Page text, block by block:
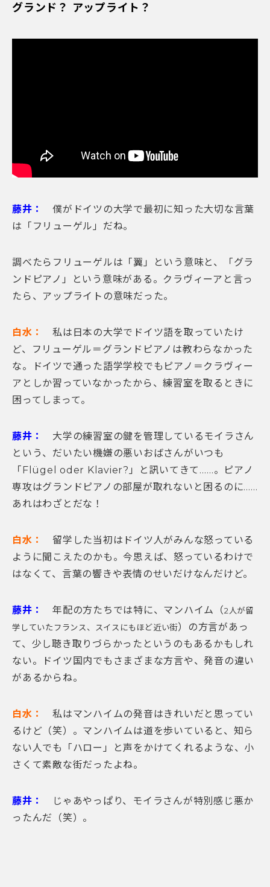
グランド？ アップライト？
藤井： 僕がドイツの大学で最初に知った大切な言葉
は「フリューゲル」だね。
調べたらフリューゲルは「翼」という意味と、「グラ
ンドピアノ」という意味がある。クラヴィーアと言っ
たら、アップライトの意味だった。
白水： 私は日本の大学でドイツ語を取っていたけ
ど、フリューゲル＝グランドピアノは教わらなかった
な。ドイツで通った語学学校でもピアノ＝クラヴィー
アとしか習っていなかったから、練習室を取るときに
困ってしまって。
藤井： 大学の練習室の鍵を管理しているモイラさん
という、だいたい機嫌の悪いおばさんがいつも
「Flügel oder Klavier? 」と訊いてきて ……。ピアノ
専攻はグランドピアノの部屋が取れないと困るのに……
あれはわざとだな！
白水： 留学した当初はドイツ人がみんな怒っている
ように聞こえたのかも。今思えば、怒っているわけで
はなくて、言葉の響きや表情のせいだけなんだけど。
藤井： 年配の方たちでは特に、マンハイム（2 人が留
学していたフランス、スイスにもほど近い街）の方言があっ
て、少し聴き取りづらかったというのもあるかもしれ
ない。ドイツ国内でもさまざまな方言や、発音の違い
があるからね。
白水： 私はマンハイムの発音はきれいだと思ってい
るけど（笑）。マンハイムは道を歩いていると、知ら
ない人でも「ハロー」と声をかけてくれるような、小
さくて素敵な街だったよね。
藤井：
じゃあやっぱり、モイラさんが特別感じ悪か
ったんだ（笑）。